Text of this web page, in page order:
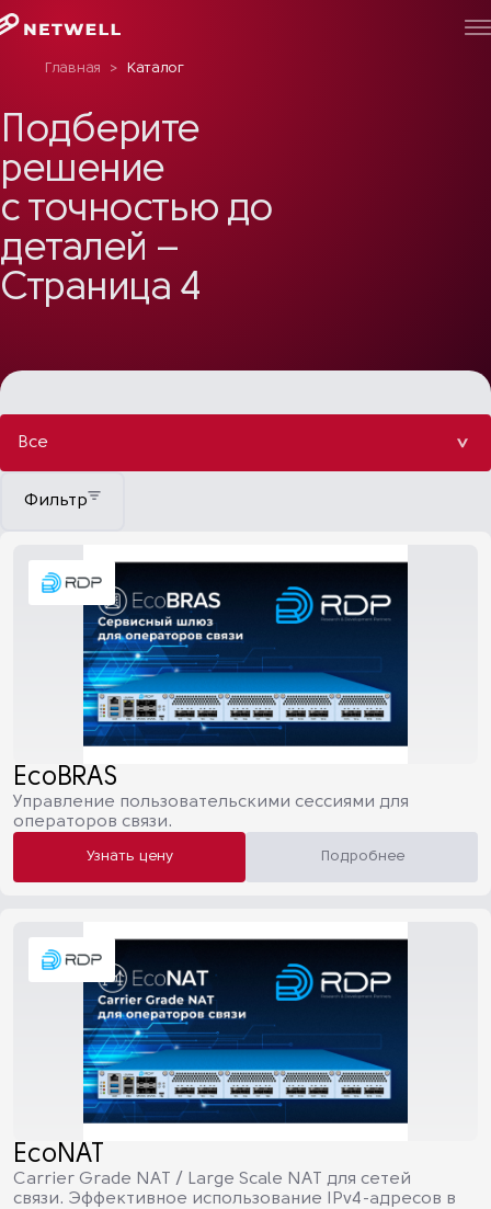
Главная > Каталог
Подберите
решение
с точностью до
деталей –
Страница 4
Все
Фильтр
EcoBRAS
Управление пользовательскими сессиями для
операторов связи.
Узнать цену Подробнее
EcoNAT
Carrier Grade NAT / Large Scale NAT для сетей
связи. Эффективное использование IPv4-адресов в